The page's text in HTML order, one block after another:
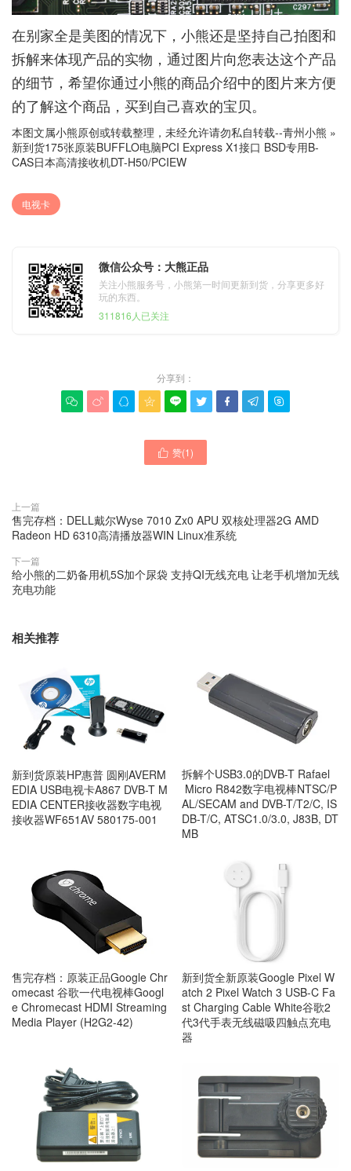
在别家全是美图的情况下，小熊还是坚持自己拍图和
拆解来体现产品的实物，通过图片向您表达这个产品
的细节，希望你通过小熊的商品介绍中的图片来方便
的了解这个商品，买到自己喜欢的宝贝。
本图文属小熊原创或转载整理，未经允许请勿私自转载--青州小熊 »
新到货175张原装BUFFLO电脑PCI Express X1接口 BSD专用B-
CAS日本高清接收机DT-H50/PCIEW
电视卡
微信公众号：大熊正品
关注小熊服务号，小熊第一时间更新到货，分享更多好
玩的东西。
311816人已关注
分享到：
        
 赞(1)
上一篇
售完存档：DELL戴尔Wyse 7010 Zx0 APU 双核处理器2G AMD
Radeon HD 6310高清播放器WIN Linux准系统
下一篇
给小熊的二奶备用机5S加个尿袋 支持QI无线充电 让老手机增加无线
充电功能
相关推荐
新到货原装HP惠普 圆刚AVERM
EDIA USB电视卡A867 DVB-T M
EDIA CENTER接收器数字电视
接收器WF651AV 580175-001
拆解个USB3.0的DVB-T Rafael
Micro R842数字电视棒NTSC/P
AL/SECAM and DVB-T/T2/C, IS
DB-T/C, ATSC1.0/3.0, J83B, DT
MB
售完存档：原装正品Google Chr
omecast 谷歌一代电视棒Googl
e Chromecast HDMI Streaming
Media Player (H2G2-42)
新到货全新原装Google Pixel W
atch 2 Pixel Watch 3 USB-C Fa
st Charging Cable White谷歌2
代3代手表无线磁吸四触点充电
器